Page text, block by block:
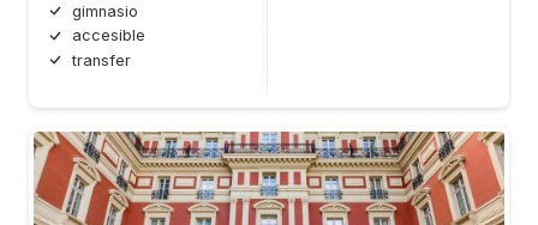
gimnasio
accesible
transfer